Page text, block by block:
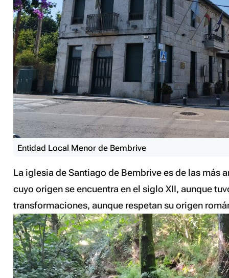
Entidad Local Menor de Bembrive
La iglesia de Santiago de Bembrive es de las más
cuyo origen se encuentra en el siglo XII, aunque
transformaciones, aunque respetan su origen